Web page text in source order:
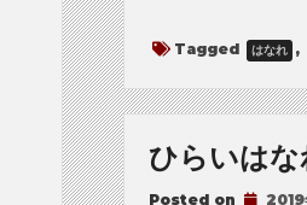
み
み
そ
Tagged はなれ ,
ひらいは
Posted on 2019